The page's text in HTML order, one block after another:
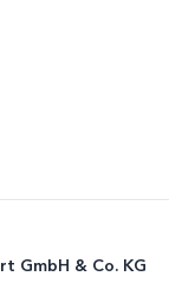
GmbH & Co. KG